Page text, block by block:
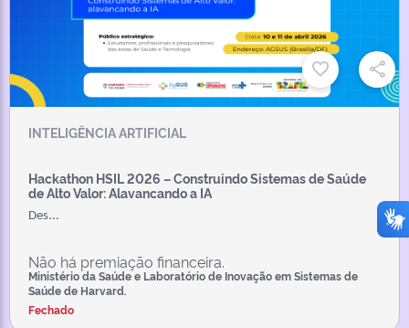
INTELIGÊNCIA ARTIFICIAL
Hackathon HSIL 2026 – Construindo Sistemas de Saúde
de Alto Valor: Alavancando a IA
Des...
Não há premiação financeira.
Ministério da Saúde e Laboratório de Inovação em Sistemas de
Saúde de Harvard.
Fechado